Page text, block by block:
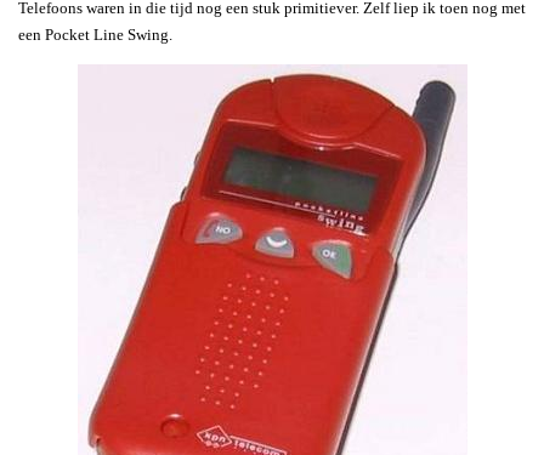
Telefoons waren in die tijd nog een stuk primitiever. Zelf liep ik toen nog met
een Pocket Line Swing.